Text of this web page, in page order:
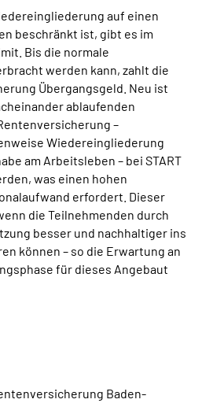
auf einen
beschränkt ist, gibt es im
Bis die normale
werden kann, zahlt die
Übergangsgeld. Neu ist
ablaufenden
–
Wiedereingliederung
am Arbeitsleben – bei START
was einen hohen
erfordert. Dieser
die Teilnehmenden durch
besser und nachhaltiger ins
können – so die Erwartung an
für dieses Angebaut
Baden-